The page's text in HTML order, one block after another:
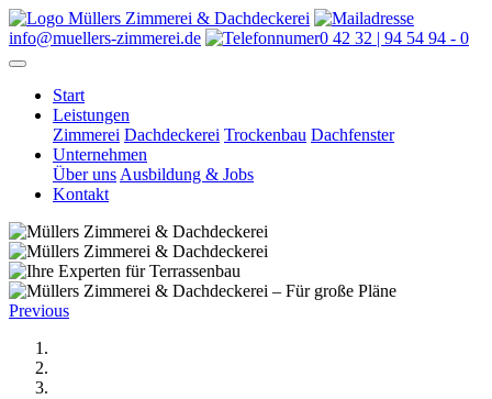
info@muellers-zimmerei.de 0 42 32 | 94 54 94 - 0
Start
Leistungen
Zimmerei Dachdeckerei Trockenbau Dachfenster
Unternehmen
Über uns Ausbildung & Jobs
Kontakt
Previous